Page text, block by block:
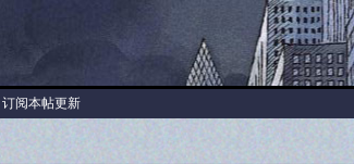
|订阅本帖更新